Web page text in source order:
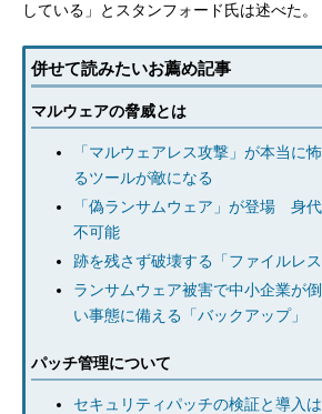
している」とスタンフォード氏は述べた。
併せて読みたいお薦め記事
マルウェアの脅威とは
「マルウェアレス攻撃」が本当
るツールが敵になる
「偽ランサムウェア」が登場 身
不可能
跡を残さず破壊する「ファイルレ
ランサムウェア被害で中小企業が
い事態に備える「バックアップ」
パッチ管理について
セキュリティパッチの検証と導入